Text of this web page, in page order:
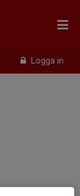
Logga in